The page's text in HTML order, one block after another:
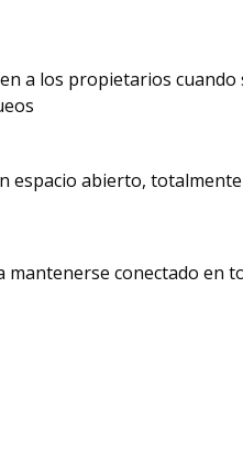
a los propietarios cuando
espacio abierto,
mantenerse conectado en